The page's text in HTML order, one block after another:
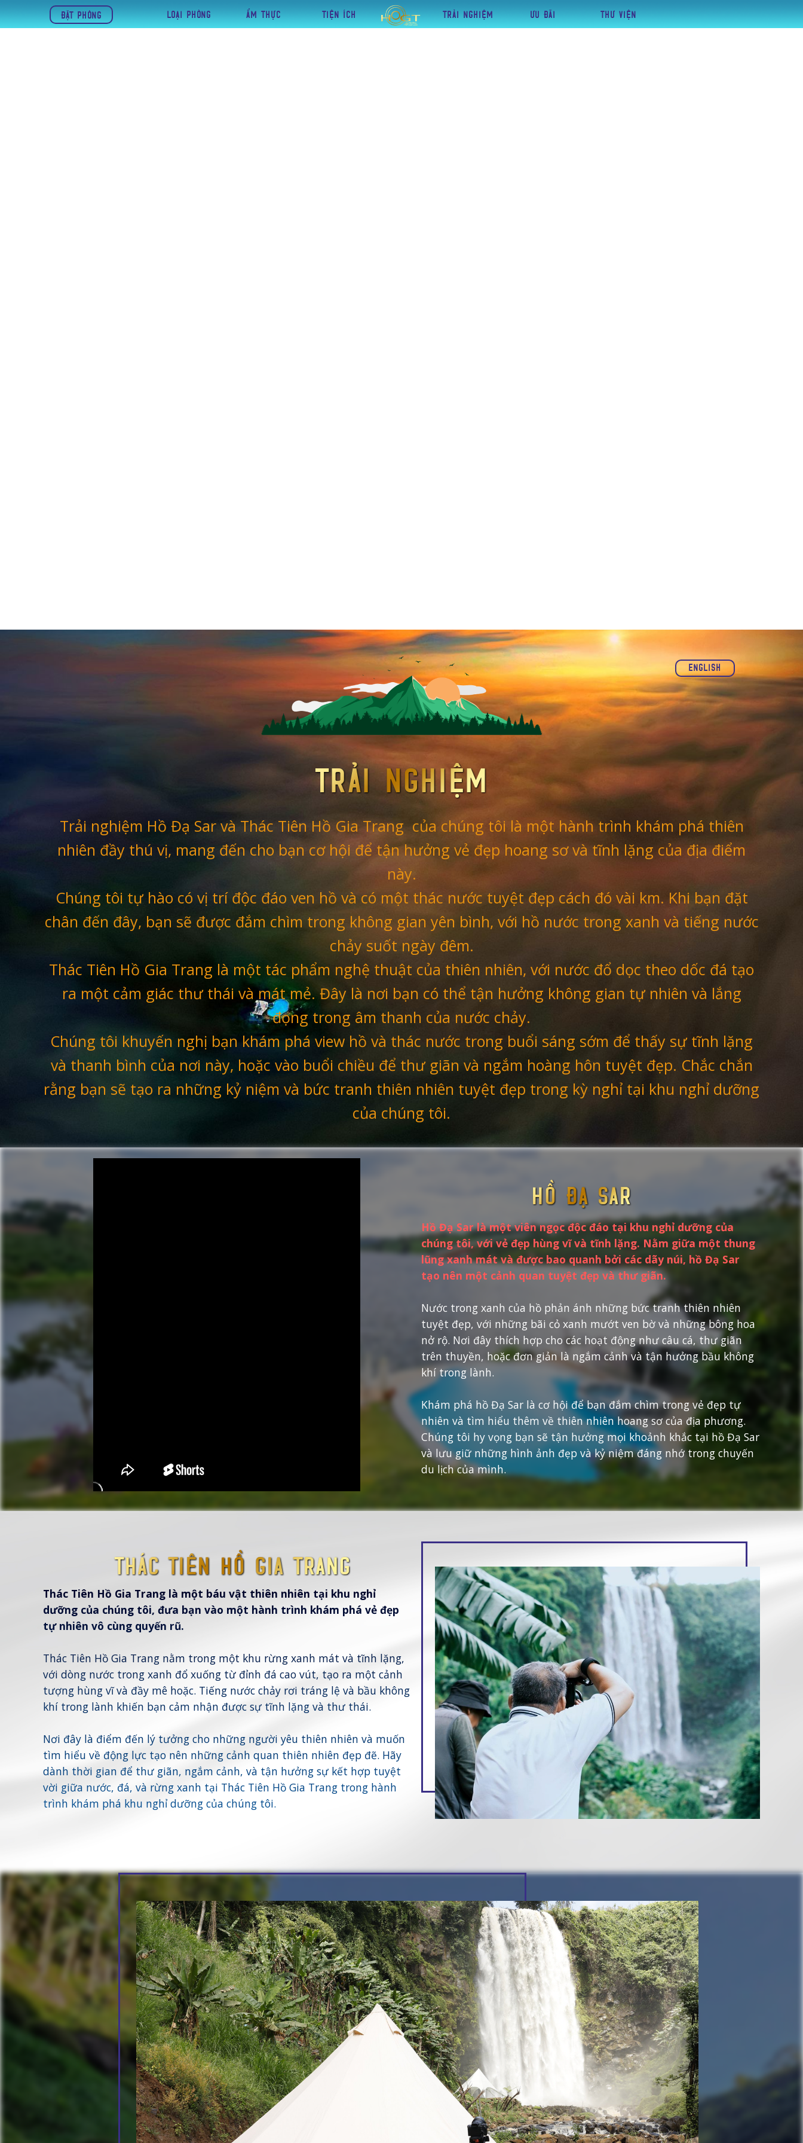
loại PHÒNG ẨM THỰC TIỆN ÍCH TRẢI NGHIỆM ƯU ĐÃI THƯ VIỆN
ĐẶT PHÒNG
Trải nghiệm Hồ Đạ Sar và Thác Tiên Hồ Gia Trang của chúng tôi là một hành trình khám phá thiên
nhiên đầy thú vị, mang đến cho bạn cơ hội để tận hưởng vẻ đẹp hoang sơ và tĩnh lặng của địa điểm
này.
Chúng tôi tự hào có vị trí độc đáo ven hồ và có một thác nước tuyệt đẹp cách đó vài km. Khi bạn đặt
chân đến đây, bạn sẽ được đắm chìm trong không gian yên bình, với hồ nước trong xanh và tiếng nước
chảy suốt ngày đêm.
Thác Tiên Hồ Gia Trang là một tác phẩm nghệ thuật của thiên nhiên, với nước đổ dọc theo dốc đá tạo
ra một cảm giác thư thái và mát mẻ. Đây là nơi bạn có thể tận hưởng không gian tự nhiên và lắng
đọng trong âm thanh của nước chảy.
Chúng tôi khuyến nghị bạn khám phá view hồ và thác nước trong buổi sáng sớm để thấy sự tĩnh lặng
và thanh bình của nơi này, hoặc vào buổi chiều để thư giãn và ngắm hoàng hôn tuyệt đẹp. Chắc chắn
rằng bạn sẽ tạo ra những kỷ niệm và bức tranh thiên nhiên tuyệt đẹp trong kỳ nghỉ tại khu nghỉ dưỡng
của chúng tôi.
Trải nghiệm
English
Hồ Đạ Sar là một viên ngọc độc đáo tại khu nghỉ dưỡng của
chúng tôi, với vẻ đẹp hùng vĩ và tĩnh lặng. Nằm giữa một thung
lũng xanh mát và được bao quanh bởi các dãy núi, hồ Đạ Sar
tạo nên một cảnh quan tuyệt đẹp và thư giãn.
Nước trong xanh của hồ phản ánh những bức tranh thiên nhiên
tuyệt đẹp, với những bãi cỏ xanh mướt ven bờ và những bông hoa
nở rộ. Nơi đây thích hợp cho các hoạt động như câu cá, thư giãn
trên thuyền, hoặc đơn giản là ngắm cảnh và tận hưởng bầu không
khí trong lành.
Khám phá hồ Đạ Sar là cơ hội để bạn đắm chìm trong vẻ đẹp tự
nhiên và tìm hiểu thêm về thiên nhiên hoang sơ của địa phương.
Chúng tôi hy vọng bạn sẽ tận hưởng mọi khoảnh khắc tại hồ Đạ Sar
và lưu giữ những hình ảnh đẹp và kỷ niệm đáng nhớ trong chuyến
du lịch của mình.
Hồ Đạ Sar
Thác Tiên Hồ Gia Trang
Thác Tiên Hồ Gia Trang là một báu vật thiên nhiên tại khu nghỉ
dưỡng của chúng tôi, đưa bạn vào một hành trình khám phá vẻ đẹp
tự nhiên vô cùng quyến rũ.
Thác Tiên Hồ Gia Trang nằm trong một khu rừng xanh mát và tĩnh lặng,
với dòng nước trong xanh đổ xuống từ đỉnh đá cao vút, tạo ra một cảnh
tượng hùng vĩ và đầy mê hoặc. Tiếng nước chảy rơi tráng lệ và bầu không
khí trong lành khiến bạn cảm nhận được sự tĩnh lặng và thư thái.
Nơi đây là điểm đến lý tưởng cho những người yêu thiên nhiên và muốn
tìm hiểu về động lực tạo nên những cảnh quan thiên nhiên đẹp đẽ. Hãy
dành thời gian để thư giãn, ngắm cảnh, và tận hưởng sự kết hợp tuyệt
vời giữa nước, đá, và rừng xanh tại Thác Tiên Hồ Gia Trang trong hành
trình khám phá khu nghỉ dưỡng của chúng tôi.